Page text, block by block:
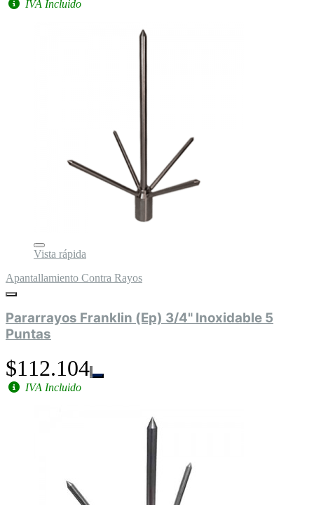
IVA Incluido
Vista rápida
Apantallamiento Contra Rayos
Pararrayos Franklin (Ep) 3/4" Inoxidable 5
Puntas
$112.104
IVA Incluido